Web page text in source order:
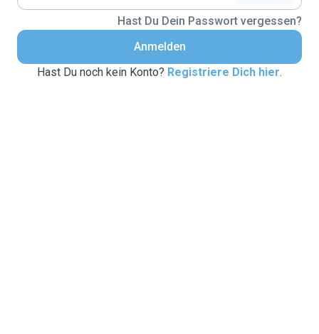
Hast Du Dein Passwort vergessen?
Anmelden
Hast Du noch kein Konto? Registriere Dich hier.